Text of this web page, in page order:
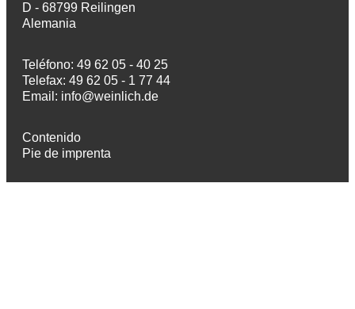
D - 68799 Reilingen
Alemania
Teléfono: 49 62 05 - 40 25
Telefax: 49 62 05 - 1 77 44
Email: info@weinlich.de
Contenido
Pie de imprenta